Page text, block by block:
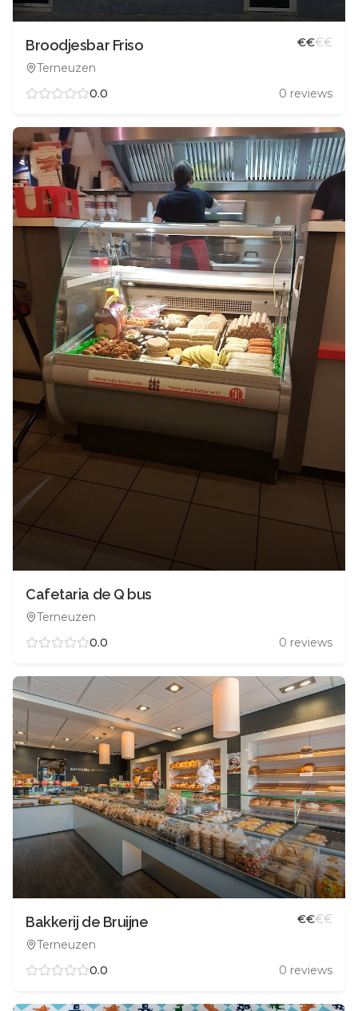
Broodjesbar Friso
Terneuzen
€€€€
0.0 0 reviews
Cafetaria de Q bus
Terneuzen
0.0
0 reviews
Bakkerij de Bruijne
Terneuzen
€€€€
0.0 0 reviews